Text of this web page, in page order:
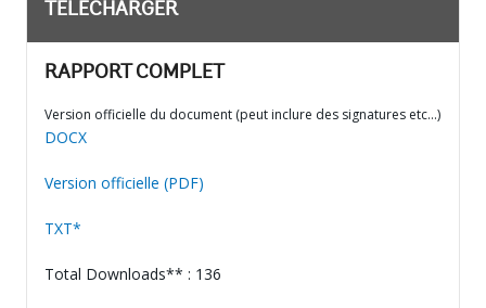
TÉLÉCHARGER
RAPPORT COMPLET
Version officielle du document (peut inclure des signatures etc…)
DOCX
Version officielle (PDF)
TXT*
Total Downloads** : 136